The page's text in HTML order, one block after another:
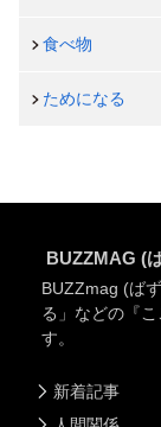
食べ物
ためになる
BUZZMAG (
BUZZmag (ば
る」などの『
す。
新着記事